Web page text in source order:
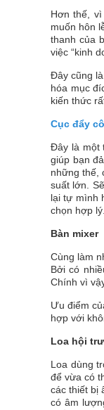
Hơn thế,
muốn hôn
thanh của
việc “kinh
Đây cũng
hóa mục
kiến thức
Cục đẩy
Đây là một
giúp bạn
những thế,
suất lớn.
lại tự mình
chọn hợp lý.
Bàn mixer
Cùng làm
Bởi có
Chính vì
Ưu điểm
hợp với
Loa hội
Loa dùng
để vừa có
các thiết bị
có âm